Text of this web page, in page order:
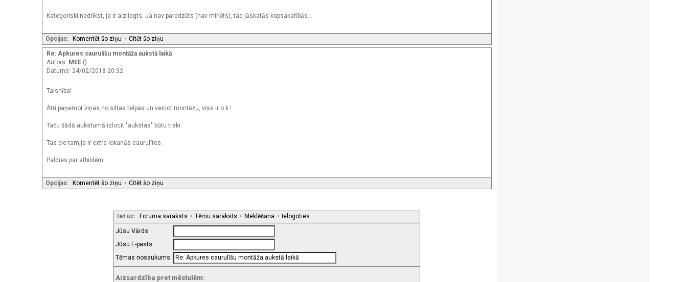
Kategoriski nedrīkst, ja ir aizliegts. Ja nav paredzēts (nav minēts), tad jāskatās kopsakarībās...
Opcijas: Komentēt šo ziņu • Citēt šo ziņu
Re: Apkures caurulīšu montāža aukstā laikā
Autors: MEE ()
Datums: 24/02/2018 20:32
Taisnība!
Ātri paņemot viņas no siltas telpas un veicot montāžu, viss ir o.k.!
Taču šādā aukstumā izlocīt "aukstas" būtu traki.
Tas pie tam,ja ir extra lokanās caurulītes.
Paldies par atbildēm.
Opcijas: Komentēt šo ziņu • Citēt šo ziņu
Iet uz: Foruma saraksts • Tēmu saraksts • Meklēšana • Ielogoties
Jūsu Vārds:
Jūsu E-pasts:
Tēmas nosaukums:
Aizsardzība pret mēstulēm: